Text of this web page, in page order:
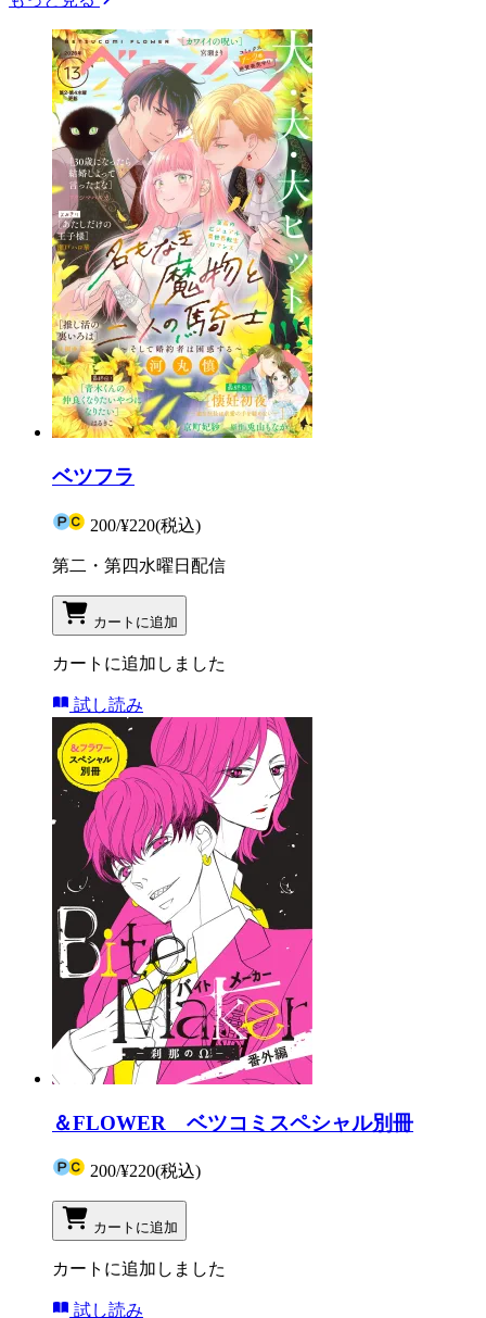
ベツフラ
200/¥220(税込)
第二・第四水曜日配信
カートに追加
カートに追加しました
試し読み
＆FLOWER ベツコミスペシャル別冊
200/¥220(税込)
カートに追加
カートに追加しました
試し読み